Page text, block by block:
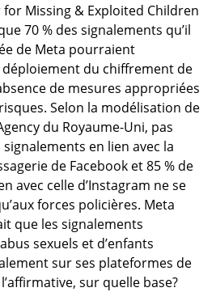
Missing & Exploited Children
70 % des signalements qu’il
de Meta pourraient
du chiffrement de
de mesures appropriées
Selon la modélisation de
du Royaume-Uni, pas
en lien avec la
de Facebook et 85 % de
avec celle d’Instagram ne se
forces policières. Meta
que les signalements
sexuels et d’enfants
sur ses plateformes de
sur quelle base?